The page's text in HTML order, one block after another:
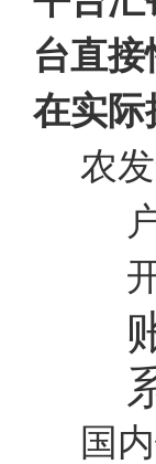
台直
在实际
农
国